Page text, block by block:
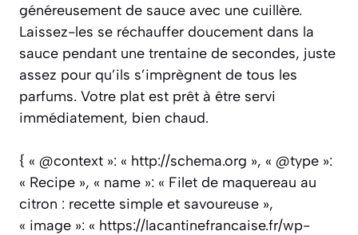
généreusement de sauce avec une cuillère.
Laissez-les se réchauffer doucement dans la
sauce pendant une trentaine de secondes, juste
assez pour qu’ils s’imprègnent de tous les
parfums. Votre plat est prêt à être servi
immédiatement, bien chaud.
{ « @context »: « http://schema.org », « @type »:
« Recipe », « name »: « Filet de maquereau au
citron : recette simple et savoureuse »,
« image »: « https://lacantinefrancaise.fr/wp-